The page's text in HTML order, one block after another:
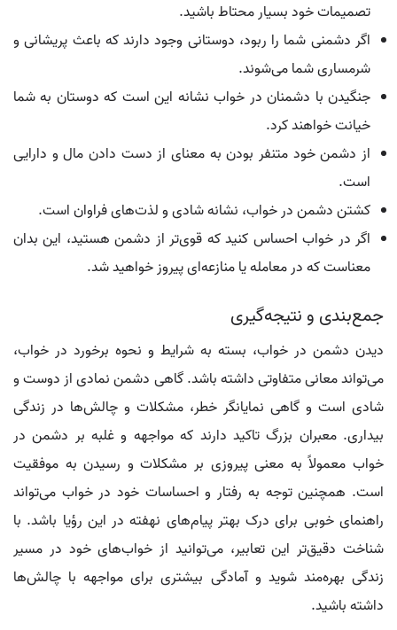
تصمیمات خود بسیار محتاط باشید.
اگر دشمنی شما را ربود، دوستانی وجود دارند که باعث پریشانی و
شرمساری شما می‌شوند.
جنگیدن با دشمنان در خواب نشانه این است که دوستان به شما
خیانت خواهند کرد.
از دشمن خود متنفر بودن به معنای از دست دادن مال و دارایی
است.
کشتن دشمن در خواب، نشانه شادی و لذت‌های فراوان است.
اگر در خواب احساس کنید که قوی‌تر از دشمن هستید، این بدان
معناست که در معامله یا منازعه‌ای پیروز خواهید شد.
جمع‌بندی و نتیجه‌گیری
دیدن دشمن در خواب، بسته به شرایط و نحوه برخورد در خواب،
می‌تواند معانی متفاوتی داشته باشد. گاهی دشمن نمادی از دوست و
شادی است و گاهی نمایانگر خطر، مشکلات و چالش‌ها در زندگی
بیداری. معبران بزرگ تاکید دارند که مواجهه و غلبه بر دشمن در
خواب معمولاً به معنی پیروزی بر مشکلات و رسیدن به موفقیت
است. همچنین توجه به رفتار و احساسات خود در خواب می‌تواند
راهنمای خوبی برای درک بهتر پیام‌های نهفته در این رؤیا باشد. با
شناخت دقیق‌تر این تعابیر، می‌توانید از خواب‌های خود در مسیر
زندگی بهره‌مند شوید و آمادگی بیشتری برای مواجهه با چالش‌ها
داشته باشید.